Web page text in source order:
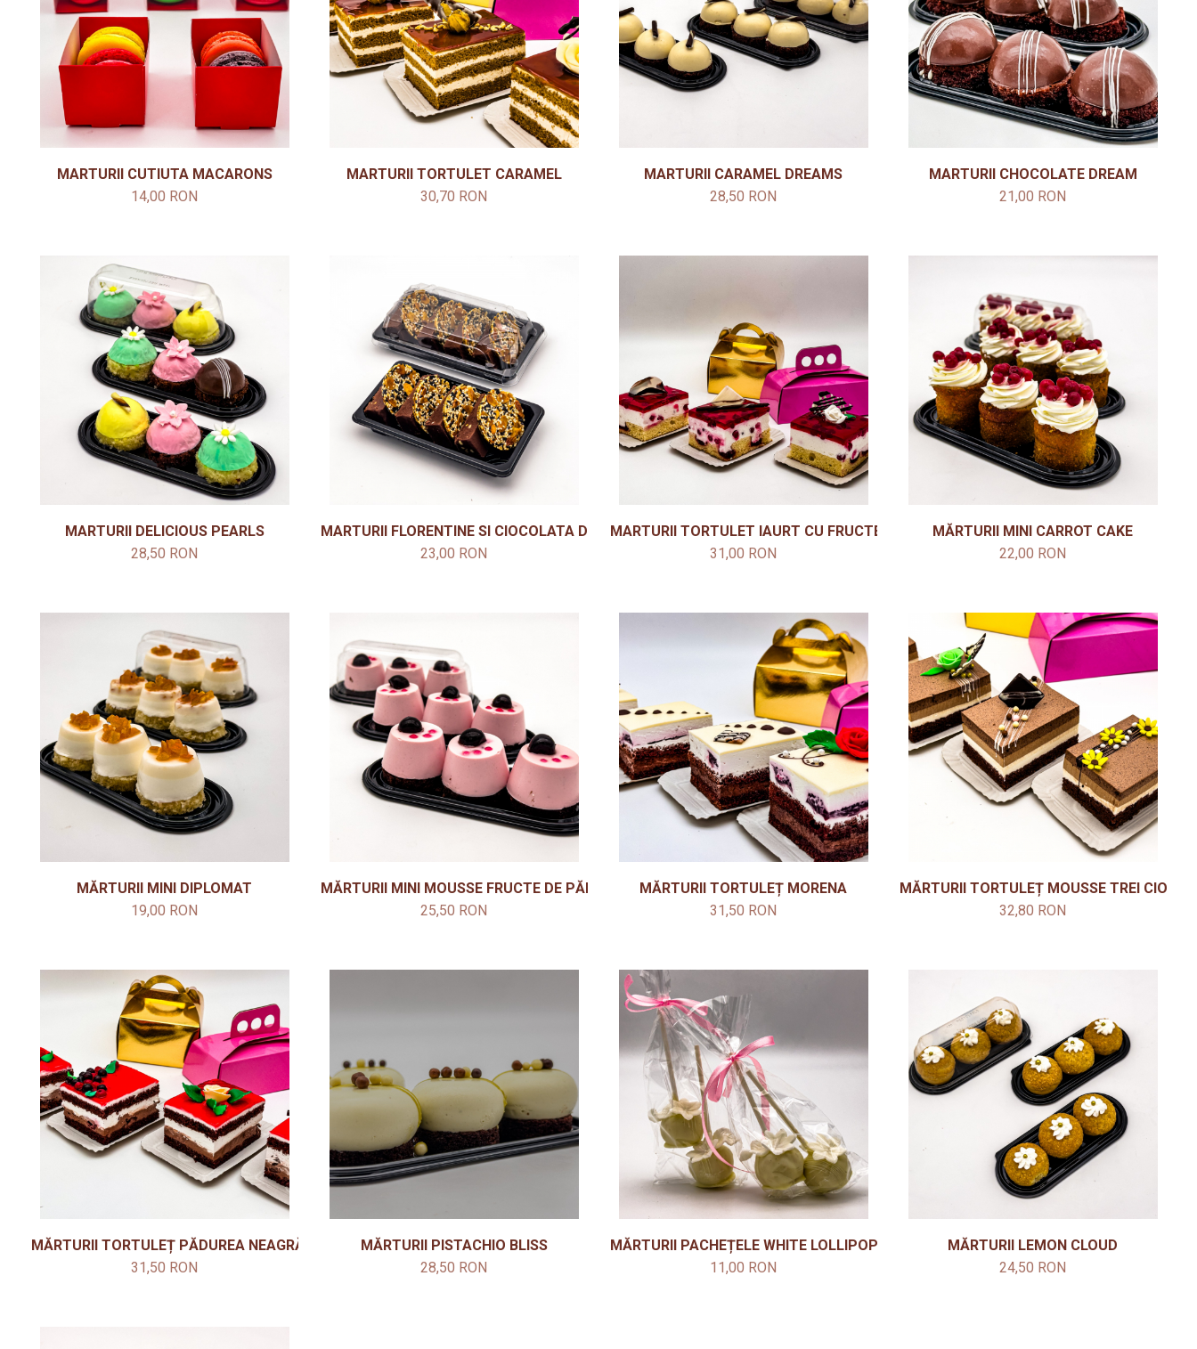
MARTURII CUTIUTA MACARONS
14,00 RON
MARTURII TORTULET CARAMEL
30,70 RON
MARTURII CARAMEL DREAMS
28,50 RON
MARTURII CHOCOLATE DREAM
21,00 RON
MARTURII DELICIOUS PEARLS
28,50 RON
MARTURII FLORENTINE SI CIOCOLATA DE CASA
23,00 RON
MARTURII TORTULET IAURT CU FRUCTE PADURE
31,00 RON
MĂRTURII MINI CARROT CAKE
22,00 RON
MĂRTURII MINI DIPLOMAT
19,00 RON
MĂRTURII MINI MOUSSE FRUCTE DE PĂDURE
25,50 RON
MĂRTURII TORTULEȚ MORENA
31,50 RON
MĂRTURII TORTULEȚ MOUSSE TREI
32,80 RON
MĂRTURII TORTULEȚ PĂDUREA NEAGRĂ
31,50 RON
MĂRTURII PISTACHIO BLISS
28,50 RON
MĂRTURII PACHEȚELE WHITE LOLLIPOP
11,00 RON
MĂRTURII LEMON CLOUD
24,50 RON